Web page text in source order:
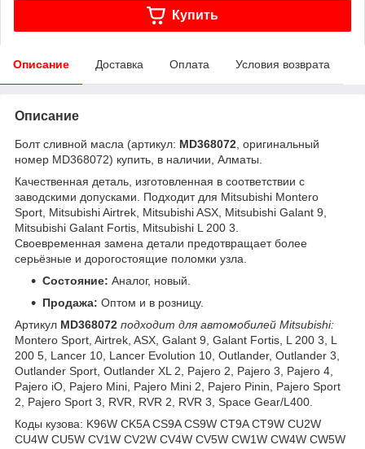
Купить
Описание Доставка Оплата Условия возврата
Описание
Болт сливной масла (артикул: MD368072 , оригинальный
номер MD368072) купить, в наличии, Алматы.
Качественная деталь, изготовленная в соответствии с
заводскими допусками. Подходит для Mitsubishi Montero
Sport, Mitsubishi Airtrek, Mitsubishi ASX, Mitsubishi Galant 9,
Mitsubishi Galant Fortis, Mitsubishi L 200 3.
Своевременная замена детали предотвращает более
серьёзные и дорогостоящие поломки узла.
Состояние: Аналог, новый.
Продажа: Оптом и в розницу.
Артикул MD368072 подходит для автомобилей Mitsubishi:
Montero Sport, Airtrek, ASX, Galant 9, Galant Fortis, L 200 3, L
200 5, Lancer 10, Lancer Evolution 10, Outlander, Outlander 3,
Outlander Sport, Outlander XL 2, Pajero 2, Pajero 3, Pajero 4,
Pajero iO, Pajero Mini, Pajero Mini 2, Pajero Pinin, Pajero Sport
2, Pajero Sport 3, RVR, RVR 2, RVR 3, Space Gear/L400.
Коды кузова: K96W CK5A CS9A CS9W CT9A CT9W CU2W
CU4W CU5W CV1W CV2W CV4W CV5W CW1W CW4W CW5W